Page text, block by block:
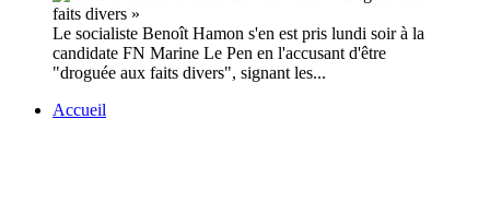
Le socialiste Benoît Hamon s'en est pris lundi soir à la
candidate FN Marine Le Pen en l'accusant d'être
"droguée aux faits divers", signant les...
Accueil